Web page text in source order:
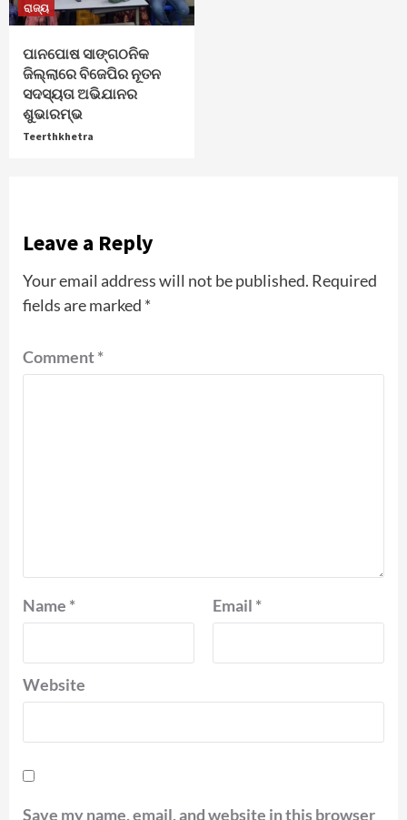
ରାଜ୍ୟ
ପାନପୋଷ ସାଙ୍ଗଠନିକ
ଜିଲ୍ଲାରେ ବିଜେପିର ନୂତନ
ସଦସ୍ୟତା ଅଭିଯାନର
ଶୁଭାରମ୍ଭ
Teerthkhetra
Leave a Reply
Your email address will not be published. Required
fields are marked *
Comment*
Name * Email *
Website
Save my name, email, and website in this browser